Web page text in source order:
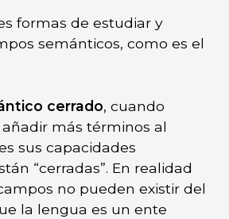
formas de estudiar y
semánticos, como es el
cerrado, cuando
más términos al
sus capacidades
“cerradas”. En realidad
no pueden existir del
la lengua es un ente